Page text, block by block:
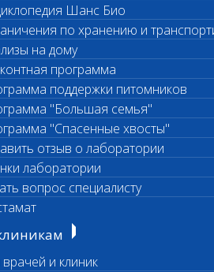
Шанс Био
по хранению и
на дому
программа
поддержки питомников
"Большая семья"
"Спасенные хвосты"
отзыв о лаборатории
лаборатории
вопрос специалисту
и клиник
исследования